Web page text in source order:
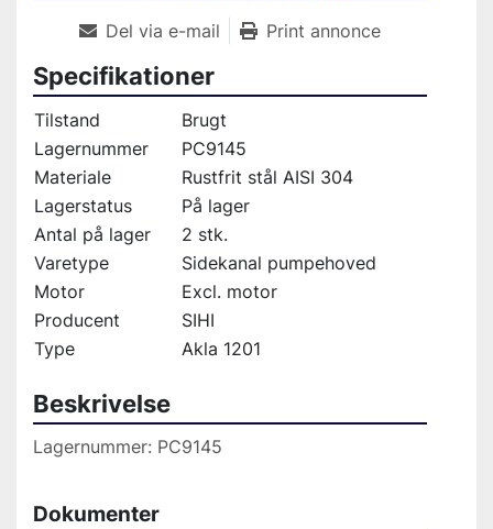
Del via e-mail Print annonce
Specifikationer
Tilstand
Brugt
Lagernummer
PC9145
Materiale
Rustfrit stål AISI 304
Lagerstatus
På lager
Antal på lager
2 stk.
Varetype
Sidekanal pumpehoved
Motor
Excl. motor
Producent
SIHI
Type
Akla 1201
Beskrivelse
Lagernummer: PC9145
Dokumenter